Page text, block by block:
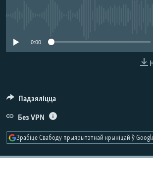
0:00
Падзяліцца
Без VPN
Зрабіце Свабоду прыярытэтнай крыніцай ў